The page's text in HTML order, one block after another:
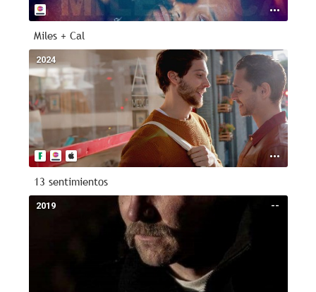
Miles + Cal
--
2024
13 sentimientos
--
2019